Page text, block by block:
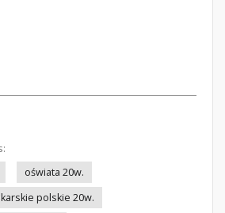
oświata 20w.
polskie 20w.